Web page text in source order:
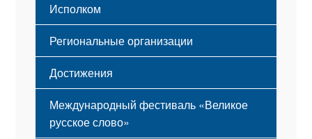
Исполком
Региональные организации
Достижения
Международный фестиваль «Великое
русское слово»